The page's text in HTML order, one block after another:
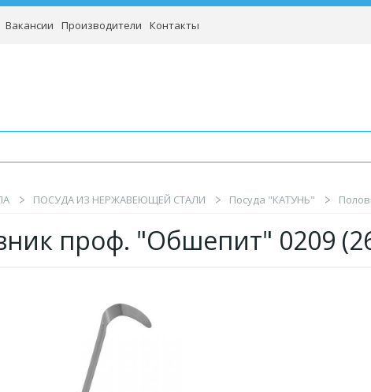
Вакансии Производители Контакты
ПОСУДА ИЗ НЕРЖАВЕЮЩЕЙ СТАЛИ Посуда "КАТУНЬ"
проф. "Обшепит" 0209